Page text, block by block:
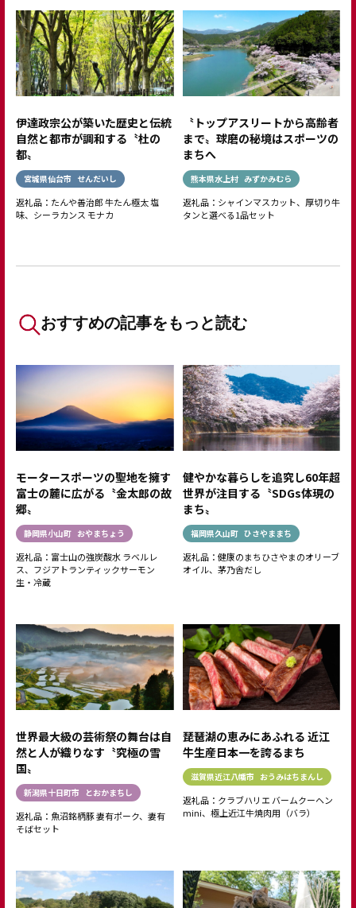
伊達政宗公が築いた歴史と伝統
自然と都市が調和する〝杜の
都〟
宮城県仙台市 せんだいし
返礼品：たんや善治郎 牛たん極太 塩
味、シーラカンス モナカ
〝トップアスリートから高齢者
まで〟球磨の秘境はスポーツの
まちへ
熊本県水上村 みずかみむら
返礼品：シャインマスカット、厚切り牛
タンと選べる1品セット
おすすめの記事をもっと読む
モータースポーツの聖地を擁す
富士の麓に広がる〝金太郎の故
郷〟
静岡県小山町 おやまちょう
返礼品：富士山の強炭酸水 ラベルレ
ス、フジアトランティックサーモン
生・冷蔵
健やかな暮らしを追究し60年超
世界が注目する〝SDGs体現の
まち〟
福岡県久山町 ひさやままち
返礼品：健康のまちひさやまのオリーブ
オイル、茅乃舎だし
世界最大級の芸術祭の舞台は自
然と人が織りなす〝究極の雪
国〟
新潟県十日町市 とおかまちし
返礼品：魚沼銘柄豚 妻有ポーク、妻有
そばセット
琵琶湖の恵みにあふれる 近江
牛生産日本一を誇るまち
滋賀県近江八幡市 おうみはちまんし
返礼品：クラブハリエ バームクーヘン
mini、極上近江牛焼肉用（バラ）